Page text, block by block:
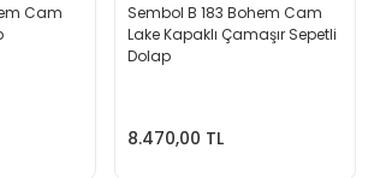
Cam
Sembol B 183 Bohem Cam
Lake Kapaklı Çamaşır Sepetli
Dolap
8.470,00 TL